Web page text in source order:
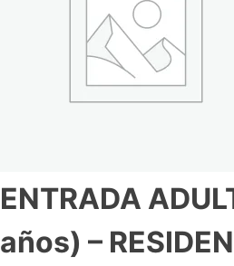
ENTRADA
años) –